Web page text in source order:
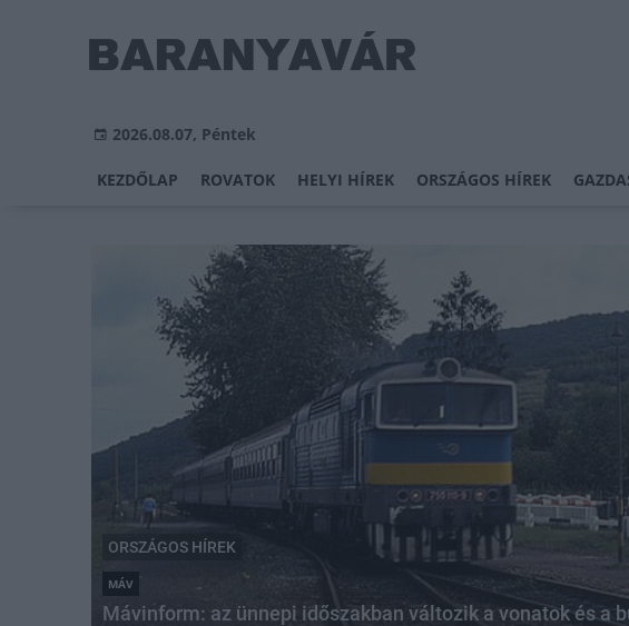
2026.08.07, Péntek
KEZDŐLAP ROVATOK HELYI HÍREK ORSZÁGOS HÍREK
ORSZÁGOS HÍREK
MÁV
Mávinform: az ünnepi időszakban változik a vonatok és a